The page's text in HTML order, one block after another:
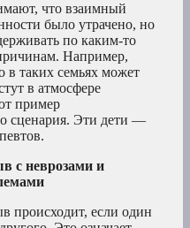
что взаимный
было утрачено, но
по каким-то
Например,
в таких семьях может
в атмосфере
пример
сценария. Эти дети —
с неврозами и
происходит, если один